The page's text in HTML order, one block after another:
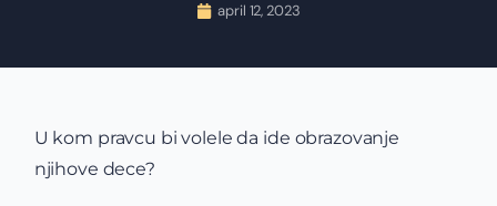
april 12, 2023
U kom pravcu bi volele da ide obrazovanje
njihove dece?